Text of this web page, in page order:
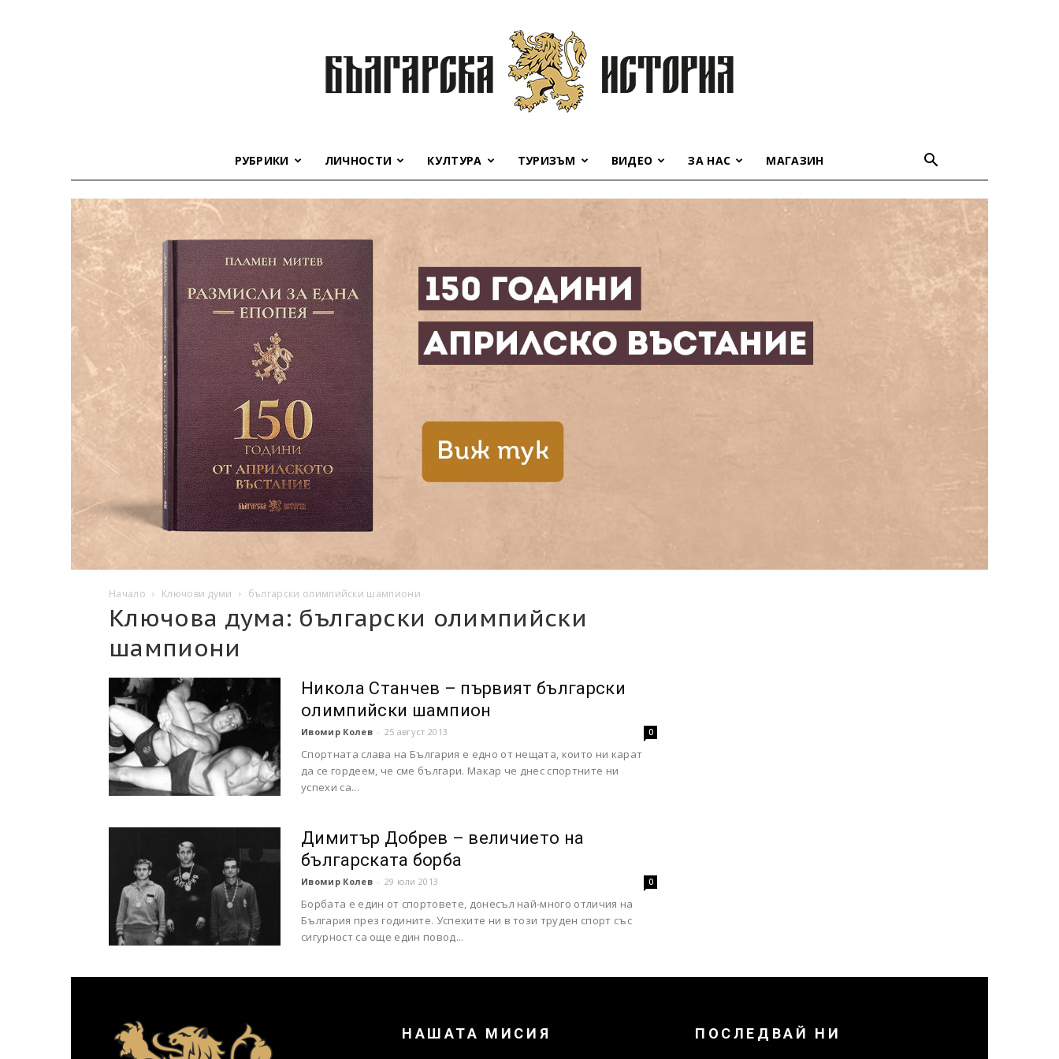
история
РУБРИКИ ЛИЧНОСТИ КУЛТУРА ТУРИЗЪМ ВИДЕО ЗА НАС МАГАЗИН
Начало Ключови думи български олимпийски шампиони
Ключова дума: български олимпийски
шампиони
Никола Станчев – първият български
олимпийски шампион
Ивомир Колев - 25 август 2013 0
Спортната слава на България е едно от нещата, които ни карат
да се гордеем, че сме българи. Макар че днес спортните ни
успехи са...
Димитър Добрев – величието на
българската борба
Ивомир Колев - 29 юли 2013 0
Борбата е един от спортовете, донесъл най-много отличия на
България през годините. Успехите ни в този труден спорт със
сигурност са още един повод...
НАШАТА МИСИЯ ПОСЛЕДВАЙ НИ